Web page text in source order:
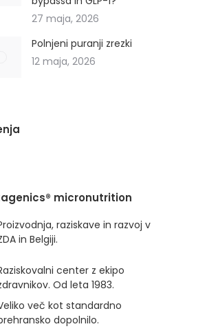
27 maja, 2026
Polnjeni puranji zrezki
12 maja, 2026
micronutrition
raziskave in razvoj v
in Belgiji.
center z ekipo
Od leta 1983.
več kot standardno
dopolnilo.